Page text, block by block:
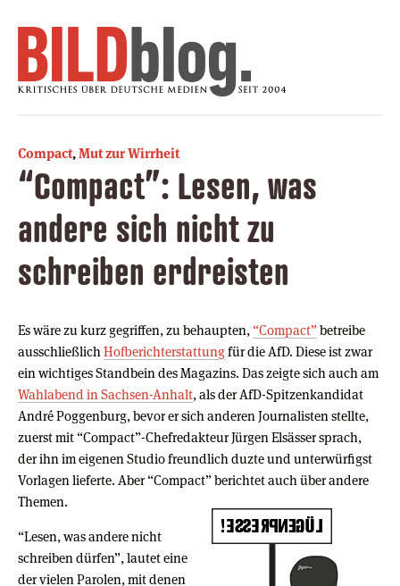
Compact,Mut zur Wirrheit
“Compact”: Lesen, was
andere sich nicht zu
schreiben erdreisten
Es wäre zu kurz gegriffen, zu behaupten, “Compact”betreibe
ausschließlich Hofberichterstattungfür die AfD. Diese ist zwar
ein wichtiges Standbein des Magazins. Das zeigte sich auch am
Wahlabend in Sachsen-Anhalt, als der AfD-Spitzenkandidat
André Poggenburg, bevor er sich anderen Journalisten stellte,
zuerst mit “Compact”-Chefredakteur Jürgen Elsässer sprach,
der ihn im eigenen Studio freundlich duzte und unterwürfigst
Vorlagen lieferte. Aber “Compact” berichtet auch über andere
Themen.
“Lesen, was andere nicht
schreiben dürfen”, lautet eine
der vielen Parolen, mit denen